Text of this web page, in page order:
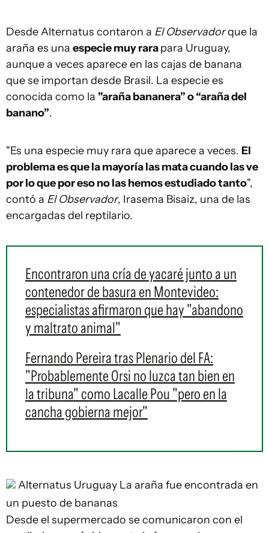
Desde Alternatus contaron a El Observadorque la
araña es una especie muy rarapara Uruguay,
aunque a veces aparece en las cajas de banana
que se importan desde Brasil. La especie es
conocida como la "araña bananera” o “araña del
banano”.
"Es una especie muy rara que aparece a veces. El
problema es que la mayoría las mata cuando las ve
por lo que por eso no las hemos estudiado tanto",
contó a El Observador, Irasema Bisaiz, una de las
encargadas del reptilario.
Encontraron una cría de yacaré junto a un
contenedor de basura en Montevideo:
especialistas afirmaron que hay "abandono
y maltrato animal"
Fernando Pereira tras Plenario del FA:
"Probablemente Orsi no luzca tan bien en
la tribuna" como Lacalle Pou "pero en la
cancha gobierna mejor"
Alternatus Uruguay La araña fue encontrada en
un puesto de bananas
Desde el supermercado se comunicaron con el